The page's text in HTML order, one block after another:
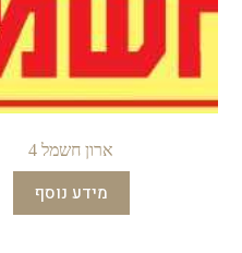
ארון חשמל 4
מידע נוסף